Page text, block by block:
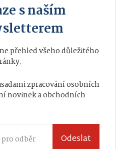
s naším
přehled všeho důležitého
zpracování osobních
novinek a obchodních
Odeslat